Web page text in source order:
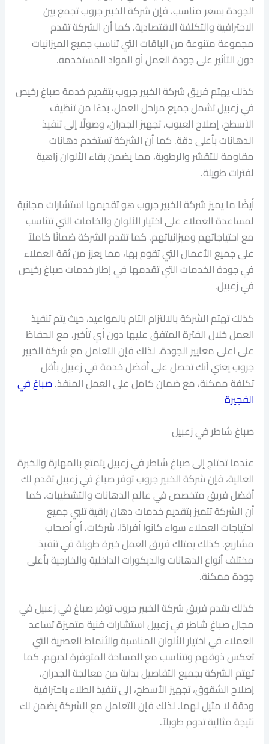
الجودة بسعر مناسب، فإن شركة الخبير جروب تجمع بين
الاحترافية والتكلفة الاقتصادية. كما أن الشركة تقدم
مجموعة متنوعة من الباقات التي تناسب جميع الميزانيات
دون التأثير على جودة العمل أو المواد المستخدمة.
كذلك يهتم فريق شركة الخبير جروب بتقديم خدمة صباغ رخيص
في زعبيل تشمل جميع مراحل العمل، بدءًا من تنظيف
الأسطح، إصلاح العيوب، تجهيز الجدران، وصولًا إلى تنفيذ
الدهانات بأعلى دقة. كما أن الشركة تستخدم دهانات
مقاومة للتقشر والرطوبة، مما يضمن بقاء الألوان زاهية
لفترات طويلة.
أيضًا ما يميز شركة الخبير جروب هو تقديمها استشارات مجانية
لمساعدة العملاء على اختيار الألوان والخامات التي تتناسب
مع احتياجاتهم وميزانياتهم. كما تقدم الشركة ضمانًا كاملاً
على جميع الأعمال التي تقوم بها، مما يعزز من ثقة العملاء
في جودة الخدمات التي تقدمها في إطار خدمات صباغ رخيص
في زعبيل.
كذلك تهتم الشركة بالالتزام التام بالمواعيد، حيث يتم تنفيذ
العمل خلال الفترة المتفق عليها دون أي تأخير، مع الحفاظ
على أعلى معايير الجودة. لذلك فإن التعامل مع شركة الخبير
جروب يعني أنك تحصل على أفضل خدمة في زعبيل بأقل
تكلفة ممكنة، مع ضمان كامل على العمل المنفذ.صباغ في
الفجيرة
صباغ شاطر في زعبيل
عندما تحتاج إلى صباغ شاطر في زعبيل يتمتع بالمهارة والخبرة
العالية، فإن شركة الخبير جروب توفر صباغ في زعبيل تقدم لك
أفضل فريق متخصص في عالم الدهانات والتشطيبات. كما
أن الشركة تتميز بتقديم خدمات دهان راقية تلبي جميع
احتياجات العملاء سواء كانوا أفرادًا، شركات، أو أصحاب
مشاريع. كذلك يمتلك فريق العمل خبرة طويلة في تنفيذ
مختلف أنواع الدهانات والديكورات الداخلية والخارجية بأعلى
جودة ممكنة.
كذلك يقدم فريق شركة الخبير جروب توفر صباغ في زعبيل في
مجال صباغ شاطر في زعبيل استشارات فنية متميزة تساعد
العملاء في اختيار الألوان المناسبة والأنماط العصرية التي
تعكس ذوقهم وتتناسب مع المساحة المتوفرة لديهم. كما
تهتم الشركة بجميع التفاصيل بداية من معالجة الجدران،
إصلاح الشقوق، تجهيز الأسطح، إلى تنفيذ الطلاء باحترافية
ودقة لا مثيل لهما. لذلك فإن التعامل مع الشركة يضمن لك
نتيجة مثالية تدوم طويلاً.